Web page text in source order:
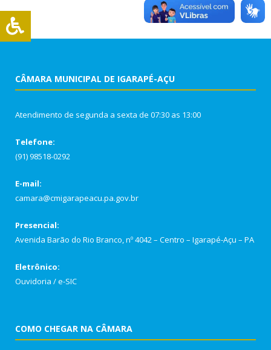
CÂMARA MUNICIPAL DE IGARAPÉ-AÇU
Atendimento de segunda a sexta de 07:30 as 13:00
Telefone:
(91) 98518-0292
E-mail:
camara@cmigarapeacu.pa.gov.br
Presencial:
Avenida Barão do Rio Branco, nº 4042 – Centro – Igarapé-Açu – PA
Eletrônico:
Ouvidoria /e-SIC
COMO CHEGAR NA CÂMARA